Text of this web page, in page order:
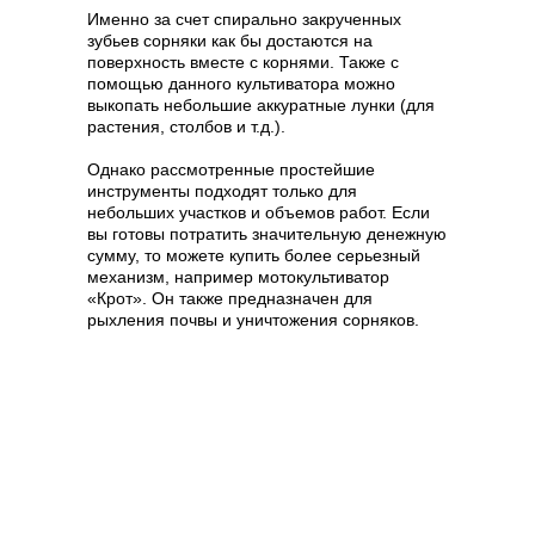
Именно за счет спирально закрученных
зубьев сорняки как бы достаются на
поверхность вместе с корнями. Также с
помощью данного культиватора можно
выкопать небольшие аккуратные лунки (для
растения, столбов и т.д.).
Однако рассмотренные простейшие
инструменты подходят только для
небольших участков и объемов работ. Если
вы готовы потратить значительную денежную
сумму, то можете купить более серьезный
механизм, например мотокультиватор
«Крот». Он также предназначен для
рыхления почвы и уничтожения сорняков.